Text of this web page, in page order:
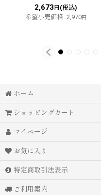
2,673 円(税込)
希望小売価格: 2,970円
ホーム
ショッピングカート
マイページ
お気に入り
特定商取引法表示
ご利用案内